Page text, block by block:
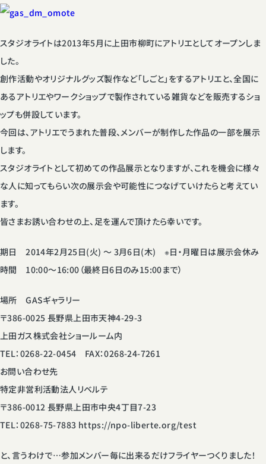
スタジオライトは2013年5月に上田市柳町にアトリエとしてオープンしま
した。
創作活動やオリジナルグッズ製作など「しごと」をするアトリエと、全国に
あるアトリエやワークショップで製作されている雑貨などを販売するショ
ップも併設しています。
今回は、アトリエでうまれた普段、メンバーが制作した作品の一部を展示
します。
スタジオライトとして初めての作品展示となりますが、これを機会に様々
な人に知ってもらい次の展示会や可能性につなげていけたらと考えてい
ます。
皆さまお誘い合わせの上、足を運んで頂けたら幸いです。
期日 2014年2月25日(火) 〜 3月6日(木) ※日・月曜日は展示会休み
時間 10:00〜16:00（最終日6日のみ15:00まで）
場所 GASギャラリー
〒386-0025 長野県上田市天神4-29-3
上田ガス株式会社ショールーム内
TEL：0268-22-0454 FAX：0268-24-7261
お問い合わせ先
特定非営利活動法人リベルテ
〒386-0012 長野県上田市中央4丁目7-23
TEL：0268-75-7883 https://npo-liberte.org/test
と、言うわけで…参加メンバー毎に出来るだけフライヤーつくりました！